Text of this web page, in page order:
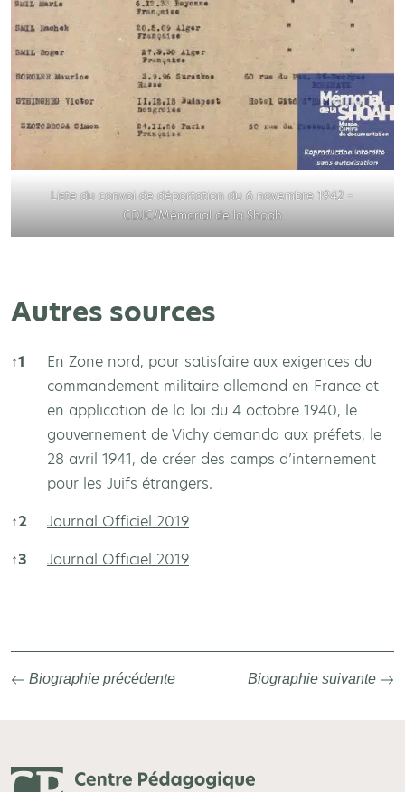
Liste du convoi de déportation du 6 novembre 1942 –
CDJC/Mémorial de la Shoah
Autres sources
↑1
En Zone nord, pour satisfaire aux exigences du
commandement militaire allemand en France et
en application de la loi du 4 octobre 1940, le
gouvernement de Vichy demanda aux préfets, le
28 avril 1941, de créer des camps d’internement
pour les Juifs étrangers.
↑2
Journal Officiel 2019
↑3 Journal Officiel 2019
Biographie précédente Biographie suivante